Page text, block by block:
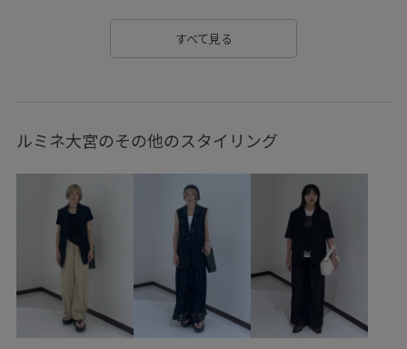
ワイドシルエット ヴィンテージ
光沢感 凹凸感 動きやすい
羽織としても使える 耐久性 肌離れが良い
落ち着いた色 薄手 遊び心がある
すべて見る
ルミネ大宮のその他のスタイリング